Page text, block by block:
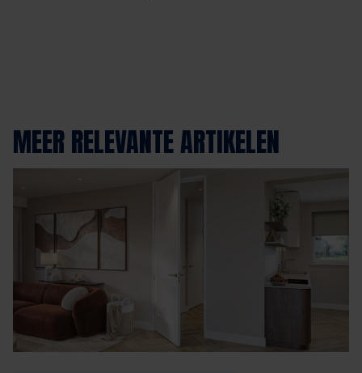
MEER RELEVANTE ARTIKELEN